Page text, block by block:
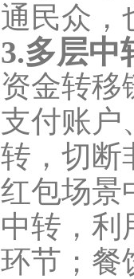
通民众，
3.多层中
资金转移
支付账户
转，切断
红包场景
中转，利
环节；餐